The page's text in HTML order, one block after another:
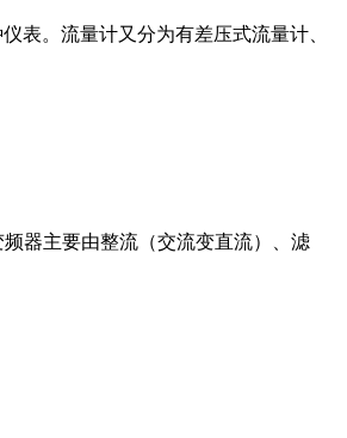
表。流量计又分为有差压式流量计、
器主要由整流（交流变直流）、滤